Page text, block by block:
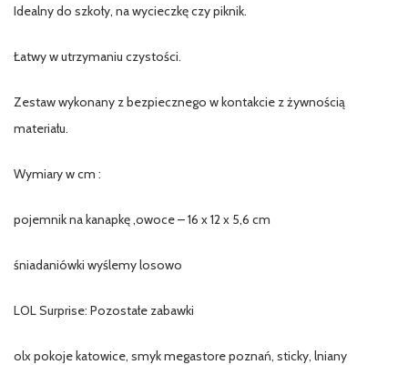
Idealny do szkoły, na wycieczkę czy piknik.
Łatwy w utrzymaniu czystości.
Zestaw wykonany z bezpiecznego w kontakcie z żywnością
materiału.
Wymiary w cm :
pojemnik na kanapkę ,owoce – 16 x 12 x 5,6 cm
śniadaniówki wyślemy losowo
LOL Surprise: Pozostałe zabawki
olx pokoje katowice, smyk megastore poznań, sticky, lniany